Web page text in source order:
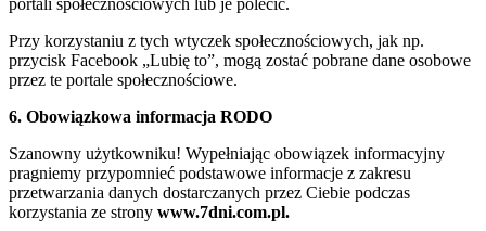
portali społecznościowych lub je polecić.
Przy korzystaniu z tych wtyczek społecznościowych, jak np.
przycisk Facebook „Lubię to”, mogą zostać pobrane dane osobowe
przez te portale społecznościowe.
6. Obowiązkowa informacja RODO
Szanowny użytkowniku! Wypełniając obowiązek informacyjny
pragniemy przypomnieć podstawowe informacje z zakresu
przetwarzania danych dostarczanych przez Ciebie podczas
korzystania ze strony www.7dni.com.pl.